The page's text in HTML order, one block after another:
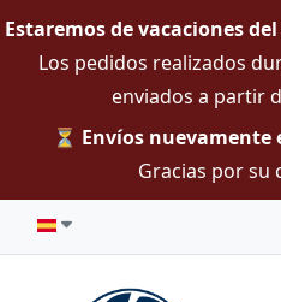
Estaremos de vacaciones
Los pedidos realizados
enviados a partir
⏳ Envíos nuevamente
Gracias por su